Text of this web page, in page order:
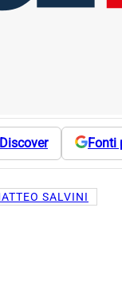
Discover Fonti
SALVINI